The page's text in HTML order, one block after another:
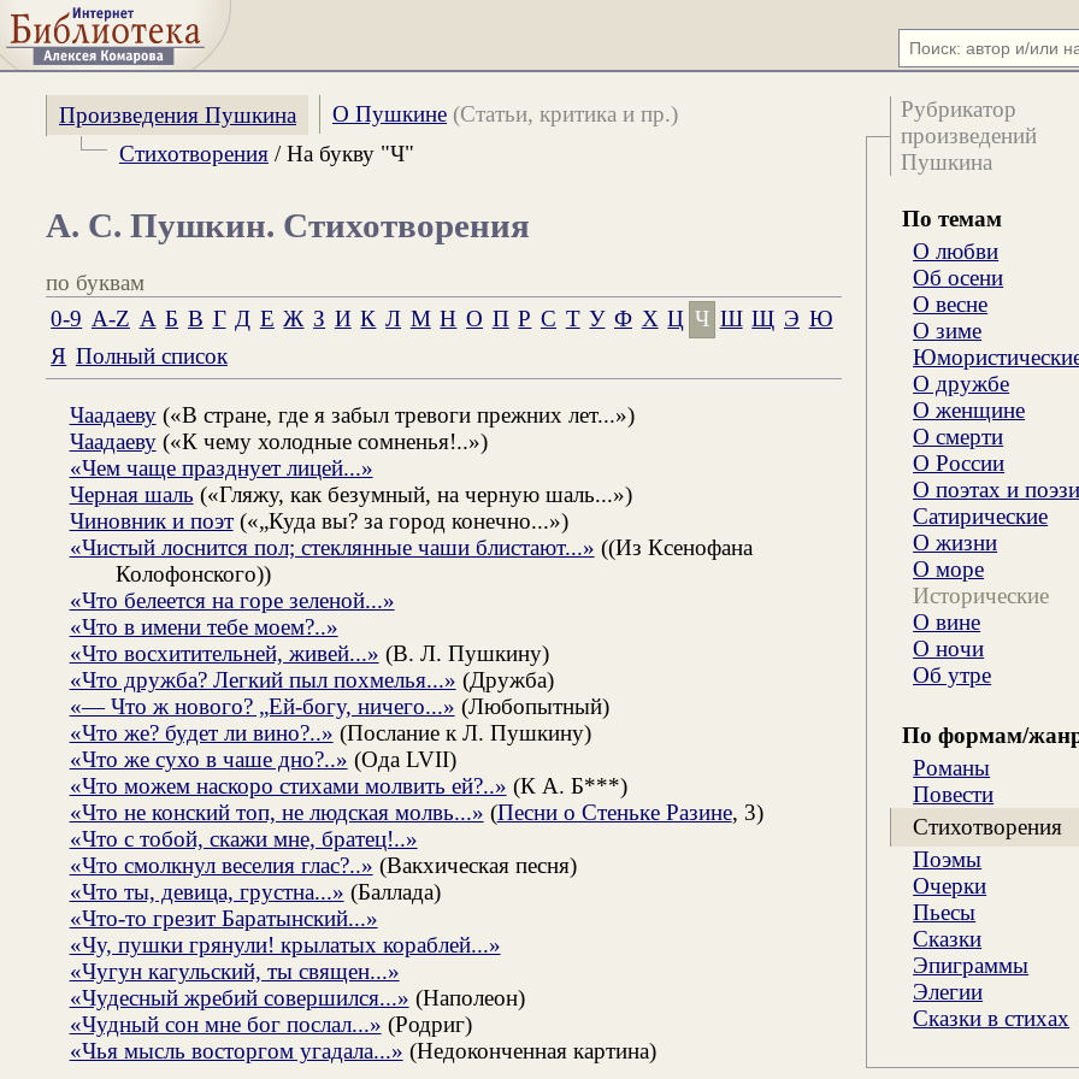
Рубрикатор
произведений
Пушкина
По темам
О любви
Об осени
О весне
О зиме
О дружбе
О женщине
О смерти
О России
О поэтах и
Сатирические
О жизни
О море
Исторические
О вине
О ночи
Об утре
По формам/
Романы
Повести
Стихотворения
Поэмы
Очерки
Пьесы
Сказки
Эпиграммы
Элегии
Сказки в стихах
Произведения Пушкина О Пушкине(Статьи, критика и пр.)
Стихотворения/ На букву "Ч"
А. С. Пушкин. Стихотворения
по буквам
0-9 A-Z А Б В Г Д Е Ж З И К Л М Н О П Р С Т У Ф Х Ц Ч Ш Щ Э Ю
Я Полный список
Чаадаеву(«В стране, где я забыл тревоги прежних лет...»)
Чаадаеву(«К чему холодные сомненья!..»)
«Чем чаще празднует лицей...»
Черная шаль («Гляжу, как безумный, на черную шаль...»)
Чиновник и поэт(«„Куда вы? за город конечно...»)
«Чистый лоснится пол; стеклянные чаши блистают...» ((Из Ксенофана
Колофонского))
«Что белеется на горе зеленой...»
«Что в имени тебе моем?..»
«Что восхитительней, живей...» (В. Л. Пушкину)
«Что дружба? Легкий пыл похмелья...» (Дружба)
«— Что ж нового? „Ей-богу, ничего...» (Любопытный)
«Что же? будет ли вино?..» (Послание к Л. Пушкину)
«Что же сухо в чаше дно?..» (Ода LVII)
«Что можем наскоро стихами молвить ей?..» (К А. Б***)
«Что не конский топ, не людская молвь...» (Песни о Стеньке Разине, 3)
«Что с тобой, скажи мне, братец!..»
«Что смолкнул веселия глас?..» (Вакхическая песня)
«Что ты, девица, грустна...» (Баллада)
«Что-то грезит Баратынский...»
«Чу, пушки грянули! крылатых кораблей...»
«Чугун кагульский, ты священ...»
«Чудесный жребий совершился...» (Наполеон)
«Чудный сон мне бог послал...» (Родриг)
«Чья мысль восторгом угадала...» (Недоконченная картина)